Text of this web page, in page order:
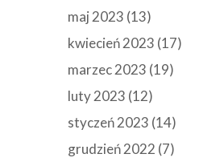
maj 2023 (13)
kwiecień 2023 (17)
marzec 2023 (19)
luty 2023 (12)
styczeń 2023 (14)
grudzień 2022 (7)